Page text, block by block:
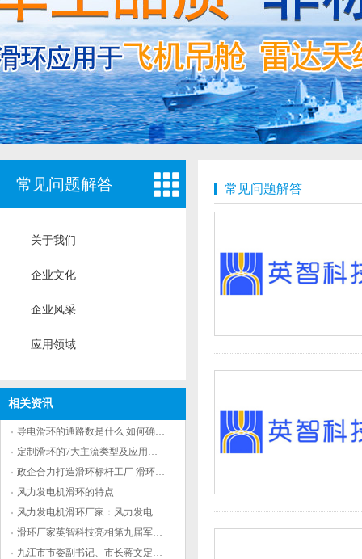
常见问题解答
关于我们
企业文化
企业风采
应用领域
相关资讯
导电滑环的通路数是什么 如何确定滑环通路数
定制滑环的7大主流类型及应用场景解析
政企合力打造滑环标杆工厂 滑环领军企业九江基
风力发电机滑环的特点
风力发电机滑环厂家：风力发电机滑环的作用
滑环厂家英智科技亮相第九届军事智能技术装备
九江市市委副书记、市长蒋文定来英智科技调研
常见问题解答